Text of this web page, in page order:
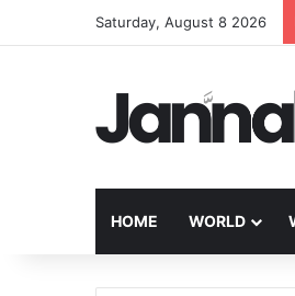
Saturday, August 8 2026
HOME WORLD